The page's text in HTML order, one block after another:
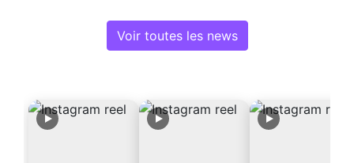
Voir toutes les news